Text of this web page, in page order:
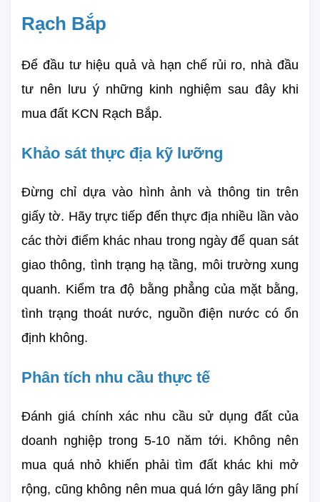
Rạch Bắp
Để đầu tư hiệu quả và hạn chế rủi ro, nhà đầu
tư nên lưu ý những kinh nghiệm sau đây khi
mua đất KCN Rạch Bắp.
Khảo sát thực địa kỹ lưỡng
Đừng chỉ dựa vào hình ảnh và thông tin trên
giấy tờ. Hãy trực tiếp đến thực địa nhiều lần vào
các thời điểm khác nhau trong ngày để quan sát
giao thông, tình trạng hạ tầng, môi trường xung
quanh. Kiểm tra độ bằng phẳng của mặt bằng,
tình trạng thoát nước, nguồn điện nước có ổn
định không.
Phân tích nhu cầu thực tế
Đánh giá chính xác nhu cầu sử dụng đất của
doanh nghiệp trong 5-10 năm tới. Không nên
mua quá nhỏ khiến phải tìm đất khác khi mở
rộng, cũng không nên mua quá lớn gây lãng phí